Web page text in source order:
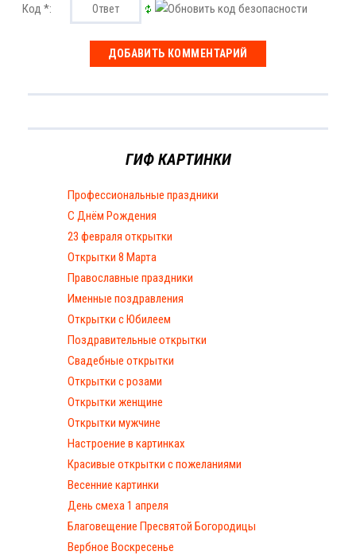
Код *:
ГИФ КАРТИНКИ
Профессиональные праздники
С Днём Рождения
23 февраля открытки
Открытки 8 Марта
Православные праздники
Именные поздравления
Открытки с Юбилеем
Поздравительные открытки
Свадебные открытки
Открытки с розами
Открытки женщине
Открытки мужчине
Настроение в картинках
Красивые открытки с пожеланиями
Весенние картинки
День смеха 1 апреля
Благовещение Пресвятой Богородицы
Вербное Воскресенье